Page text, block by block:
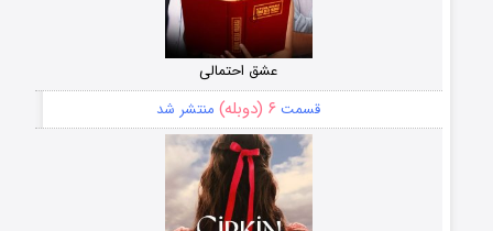
عشق احتمالی
قسمت ۶ (دوبله) منتشر شد